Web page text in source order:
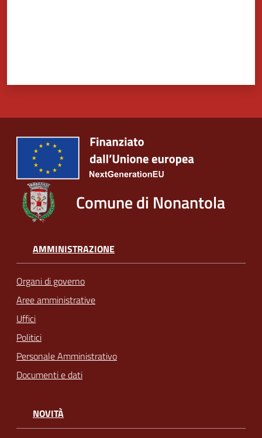
Comune di Nonantola
AMMINISTRAZIONE
Organi di governo
Aree amministrative
Uffici
Politici
Personale Amministrativo
Documenti e dati
NOVITÀ